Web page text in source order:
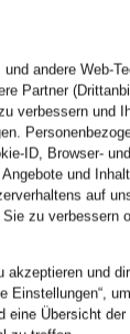
andere Web-
Partner
verbessern und
ID, Browser-
und
auf
zu verbessern
akzeptieren und
Einstellungen“,
eine Übersicht